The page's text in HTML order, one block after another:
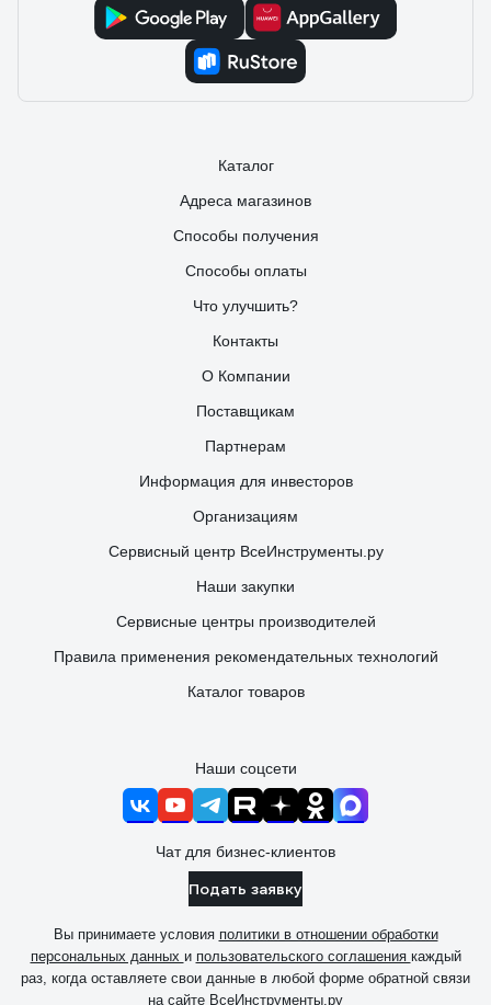
Каталог
Адреса магазинов
Способы получения
Способы оплаты
Что улучшить?
Контакты
О Компании
Поставщикам
Партнерам
Информация для инвесторов
Организациям
Сервисный центр ВсеИнструменты.ру
Наши закупки
Сервисные центры производителей
Правила применения рекомендательных технологий
Каталог товаров
Наши соцсети
Чат для бизнес-клиентов
Подать заявку
Вы принимаете условия политики в отношении обработки
персональных данных и пользовательского соглашения каждый
раз, когда оставляете свои данные в любой форме обратной связи
на сайте ВсеИнструменты.ру